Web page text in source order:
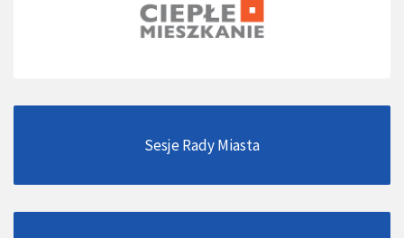
Sesje Rady Miasta